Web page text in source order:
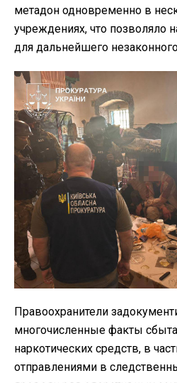
метадон одновременно в
учреждениях, что позволяло
для дальнейшего
Правоохранители
многочисленные факты
наркотических средств, в
отправлениями в